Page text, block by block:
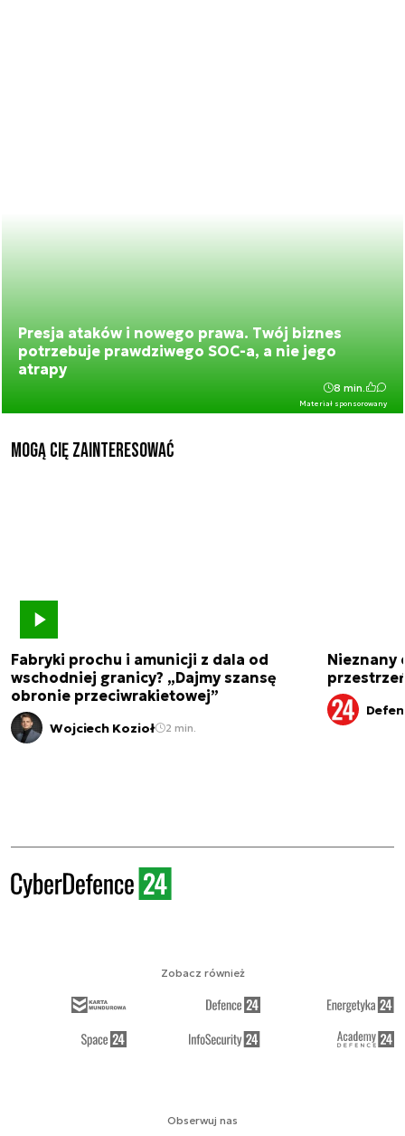
Presja ataków i nowego prawa. Twój biznes
potrzebuje prawdziwego SOC-a, a nie jego
atrapy
Materiał sponsorowany
8 min.
Mogą Cię zainteresować
Fabryki prochu i amunicji z dala od
wschodniej granicy? „Dajmy szansę
obronie przeciwrakietowej”
Wojciech Kozioł 2 min.
Nieznany
Obserwuj nas
Zobacz również